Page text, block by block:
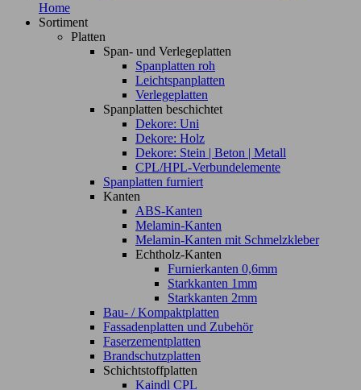
Home
Sortiment
Platten
Span- und Verlegeplatten
Spanplatten roh
Leichtspanplatten
Verlegeplatten
Spanplatten beschichtet
Dekore: Uni
Dekore: Holz
Dekore: Stein | Beton | Metall
CPL/HPL-Verbundelemente
Spanplatten furniert
Kanten
ABS-Kanten
Melamin-Kanten
Melamin-Kanten mit Schmelzkleber
Echtholz-Kanten
Furnierkanten 0,6mm
Starkkanten 1mm
Starkkanten 2mm
Bau- / Kompaktplatten
Fassadenplatten und Zubehör
Faserzementplatten
Brandschutzplatten
Schichtstoffplatten
Kaindl CPL